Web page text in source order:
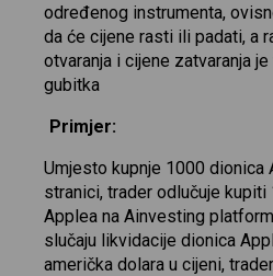
određenog instrumenta,
da će cijene rasti ili padati, a
otvaranja i cijene zatvaranja
gubitka
Primjer:
Umjesto kupnje 1000 dionica
stranici, trader odlučuje
Applea na Ainvesting
slučaju likvidacije dionica
američka dolara u cijeni,